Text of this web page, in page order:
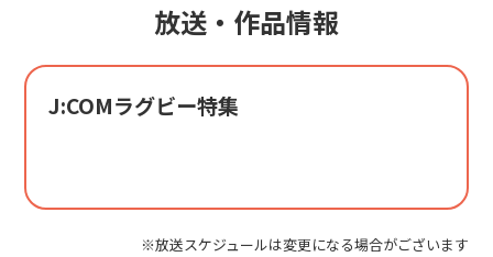
放送・作品情報
J:COMラグビー特集
※放送スケジュールは変更になる場合がございます